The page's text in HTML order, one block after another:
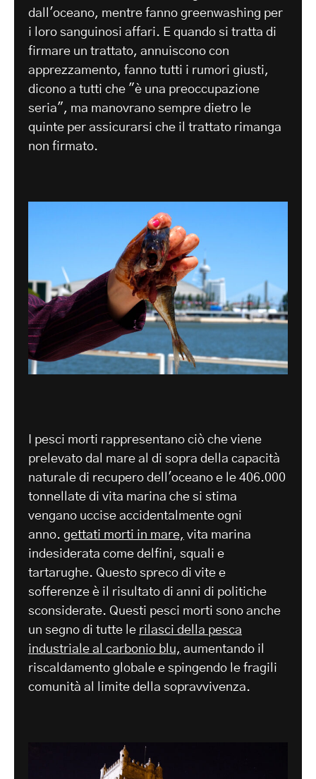
dall'oceano, mentre fanno greenwashing per
i loro sanguinosi affari. E quando si tratta di
firmare un trattato, annuiscono con
apprezzamento, fanno tutti i rumori giusti,
dicono a tutti che "è una preoccupazione
seria", ma manovrano sempre dietro le
quinte per assicurarsi che il trattato rimanga
non firmato.
I pesci morti rappresentano ciò che viene
prelevato dal mare al di sopra della capacità
naturale di recupero dell'oceano e le 406.000
tonnellate di vita marina che si stima
vengano uccise accidentalmente ogni
anno. gettati morti in mare, vita marina
indesiderata come delfini, squali e
tartarughe. Questo spreco di vite e
sofferenze è il risultato di anni di politiche
sconsiderate. Questi pesci morti sono anche
un segno di tutte le rilasci della pesca
industriale al carbonio blu, aumentando il
riscaldamento globale e spingendo le fragili
comunità al limite della sopravvivenza.